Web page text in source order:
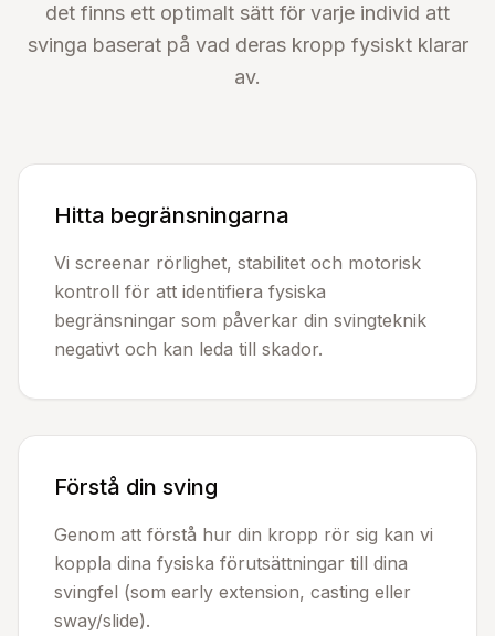
det finns ett optimalt sätt för varje individ att
svinga baserat på vad deras kropp fysiskt klarar
av.
Hitta begränsningarna
Vi screenar rörlighet, stabilitet och motorisk
kontroll för att identifiera fysiska
begränsningar som påverkar din svingteknik
negativt och kan leda till skador.
Förstå din sving
Genom att förstå hur din kropp rör sig kan vi
koppla dina fysiska förutsättningar till dina
svingfel (som early extension, casting eller
sway/slide).